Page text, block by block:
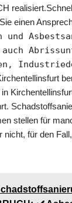
einen
und
in
stellen für
nicht, für den